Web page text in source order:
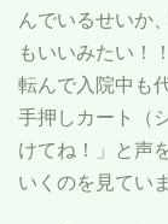
んでいるせいか
もいいみたい！
転んで入院中も
手押しカート（
けてね！」と声
いくのを見てい